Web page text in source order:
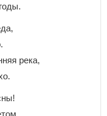
река,